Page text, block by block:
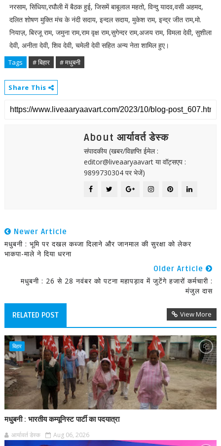
नरसाम, सिंधिया,रघौली में बैठक हुई, जिसमें बाबूलाल महतो, विन्दु यादव,वसी अहमद,
दलित शोषण मुक्ति मंच के नंदी सदाय, इन्दल सदाय, मुकेश राम, इन्द्र जीत राम,मो.
नियाज़, बिरजू राम, जमुना राम,राम वृक्ष राम,सुगेन्दर राम,अजय राम, विमला देवी, सुशीला
देवी, अनीता देवी, शिव देवी, चमेली देवी सहित अन्य नेता शामिल हुए।
Tags # बिहार # मधुबनी
Share This
About आर्यावर्त डेस्क
संपादकीय (खबर/विज्ञप्ति ईमेल :
editor@liveaaryaavart या वॉट्सएप :
9899730304 पर भेजें)
Newer Article
मधुबनी : भूमि पर दखल कब्जा दिलाने और जानमाल की सुरक्षा को लेकर
भाकपा-माले ने दिया धरना
Older Article
मधुबनी : 26 से 28 नवंबर को पटना महापड़ाव में जुटेंगे हजारों कर्मचारी :
मंजुल दास
RELATED POST View More
बिहार
मधुबनी : भारतीय कम्यूनिस्ट पार्टी का पदयात्रा
आर्यावर्त डेस्क Aug 06, 2026